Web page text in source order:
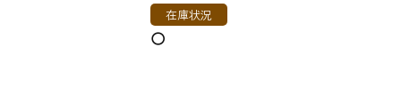
在庫状況
〇